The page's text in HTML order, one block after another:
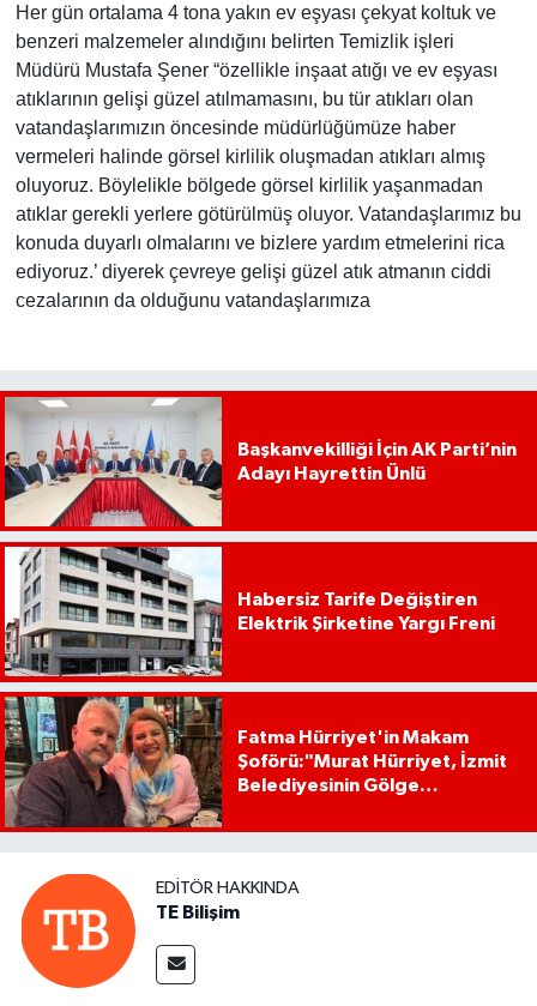
Her gün ortalama 4 tona yakın ev eşyası çekyat koltuk ve
benzeri malzemeler alındığını belirten Temizlik işleri
Müdürü Mustafa Şener “özellikle inşaat atığı ve ev eşyası
atıklarının gelişi güzel atılmamasını, bu tür atıkları olan
vatandaşlarımızın öncesinde müdürlüğümüze haber
vermeleri halinde görsel kirlilik oluşmadan atıkları almış
oluyoruz. Böylelikle bölgede görsel kirlilik yaşanmadan
atıklar gerekli yerlere götürülmüş oluyor. Vatandaşlarımız bu
konuda duyarlı olmalarını ve bizlere yardım etmelerini rica
ediyoruz.’ diyerek çevreye gelişi güzel atık atmanın ciddi
cezalarının da olduğunu vatandaşlarımıza
Başkanvekilliği İçin AK Parti’nin
Adayı Hayrettin Ünlü
Habersiz Tarife Değiştiren
Elektrik Şirketine Yargı Freni
Fatma Hürriyet'in Makam
Şoförü:"Murat Hürriyet, İzmit
Belediyesinin Gölge
EDITÖR HAKKINDA
TE Bilişim